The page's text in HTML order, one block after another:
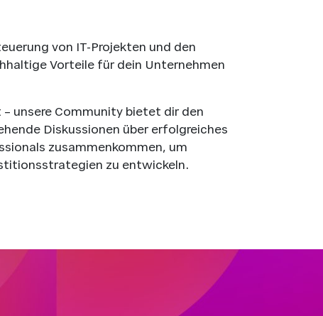
von IT-Projekten und den
Vorteile für dein Unternehmen
unsere Community bietet dir den
Diskussionen über erfolgreiches
zusammenkommen, um
zu entwickeln.